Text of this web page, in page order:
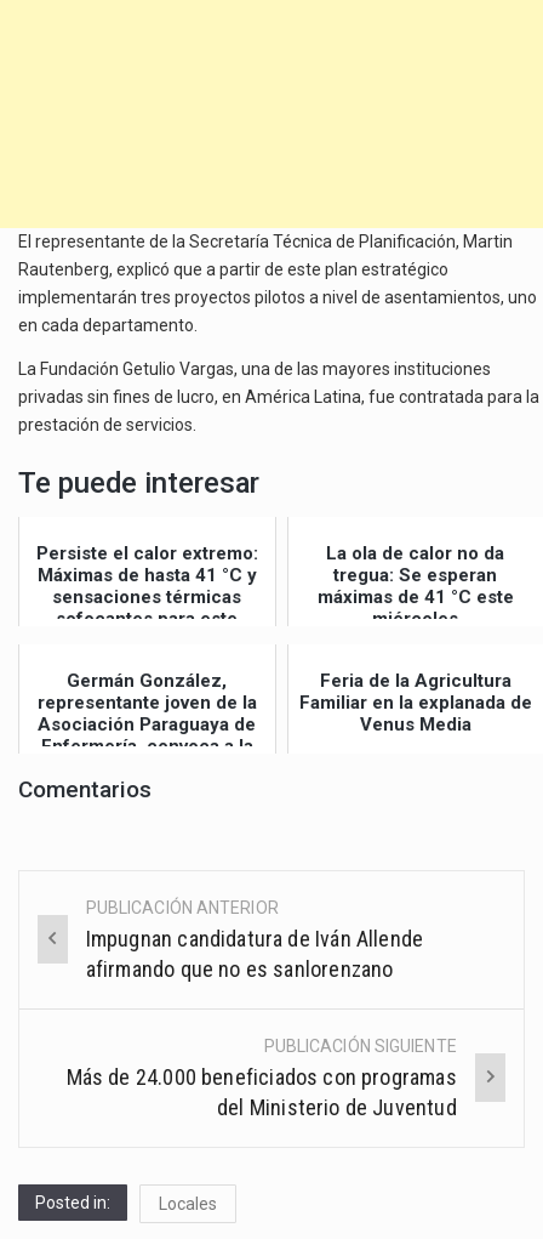
El representante de la Secretaría Técnica de Planificación, Martin
Rautenberg, explicó que a partir de este plan estratégico
implementarán tres proyectos pilotos a nivel de asentamientos, uno
en cada departamento.
La Fundación Getulio Vargas, una de las mayores instituciones
privadas sin fines de lucro, en América Latina, fue contratada para la
prestación de servicios.
Te puede interesar
Persiste el calor extremo:
Máximas de hasta 41 °C y
sensaciones térmicas
sofocantes para este
La ola de calor no da
tregua: Se esperan
máximas de 41 °C este
miércoles
Germán González,
representante joven de la
Asociación Paraguaya de
Enfermería, convoca a la
Feria de la Agricultura
Familiar en la explanada de
Venus Media
Comentarios
Post
navigation
PUBLICACIÓN ANTERIOR
Impugnan candidatura de Iván Allende
afirmando que no es sanlorenzano
PUBLICACIÓN SIGUIENTE
Más de 24.000 beneficiados con programas
del Ministerio de Juventud
Posted in: Locales